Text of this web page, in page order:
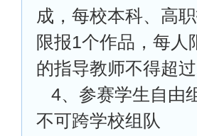
成，每校本科、高
限报1个作品，每人
的指导教师不得超
4、参赛学生自由
不可跨学校组队